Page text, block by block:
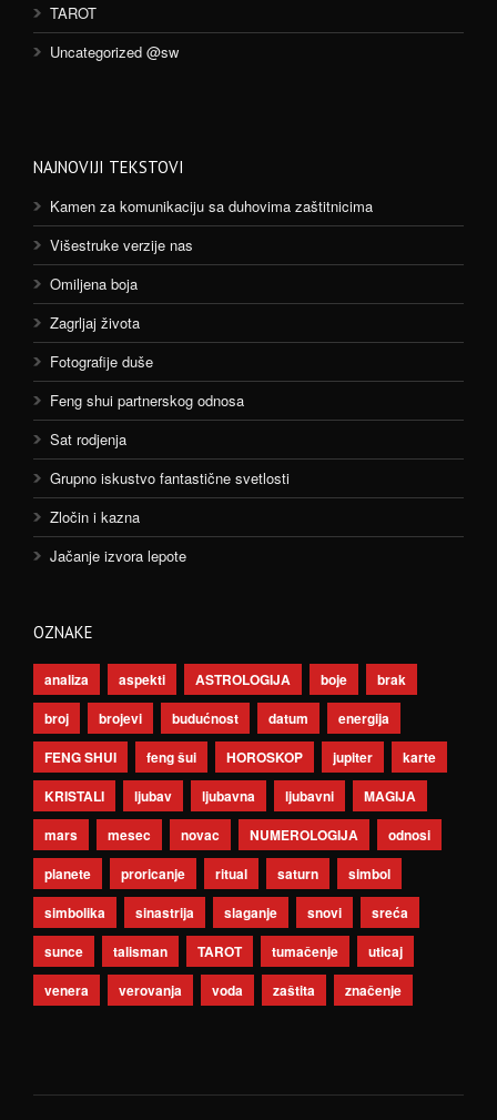
TAROT
Uncategorized @sw
NAJNOVIJI TEKSTOVI
Kamen za komunikaciju sa duhovima zaštitnicima
Višestruke verzije nas
Omiljena boja
Zagrljaj života
Fotografije duše
Feng shui partnerskog odnosa
Sat rodjenja
Grupno iskustvo fantastične svetlosti
Zločin i kazna
Jačanje izvora lepote
OZNAKE
analiza aspekti ASTROLOGIJA boje
brak
broj
brojevi budućnost datum
energija
FENG SHUI
feng šui HOROSKOP jupiter
karte
KRISTALI
ljubav ljubavna ljubavni
MAGIJA
mars
mesec novac NUMEROLOGIJA
odnosi
planete
proricanje ritual saturn
simbol
simbolika
sinastrija slaganje snovi
sreća
sunce
talisman TAROT tumačenje
uticaj
venera
verovanja voda zaštita značenje